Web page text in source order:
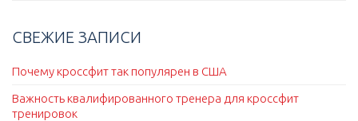
СВЕЖИЕ ЗАПИСИ
Почему кроссфит так популярен в США
Важность квалифированного тренера для кроссфит
тренировок